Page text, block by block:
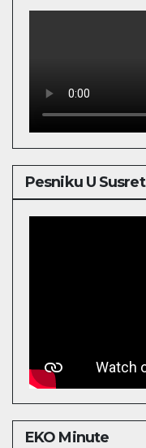
Pesniku U Susret
EKO Minute